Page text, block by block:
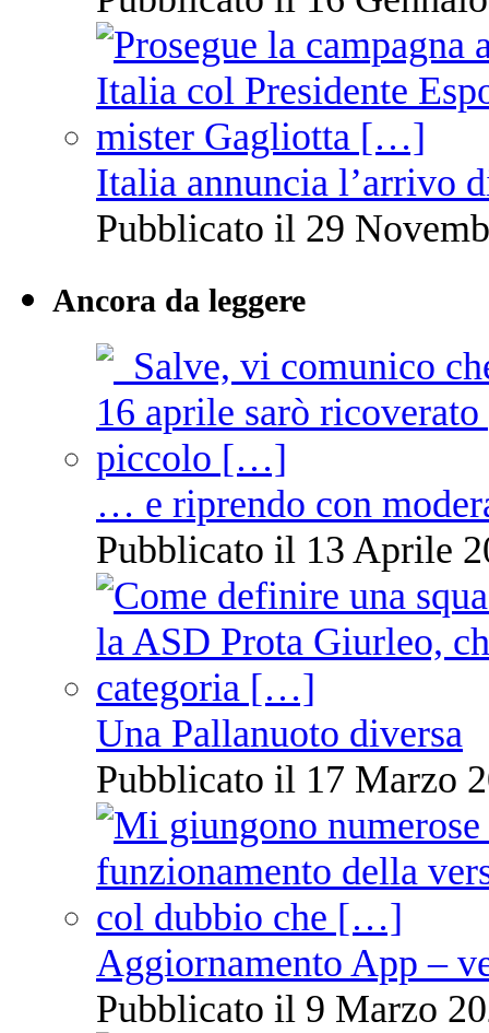
Italia annuncia l’arrivo
Pubblicato il 29
Ancora da leggere
… e riprendo con
Pubblicato il 13 Aprile
Una Pallanuoto diversa
Pubblicato il 17 Marzo
Aggiornamento App –
Pubblicato il 9 Marzo